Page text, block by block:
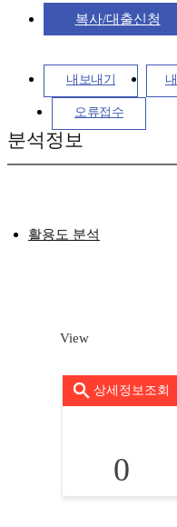
복사/대출신청
내보내기
오류접수
분석정보
활용도 분석
View
상세정보조회
0